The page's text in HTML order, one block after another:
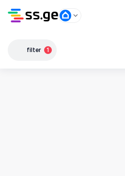
filter 1